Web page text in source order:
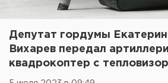
Депутат гордумы
Вихарев передал
квадрокоптер с